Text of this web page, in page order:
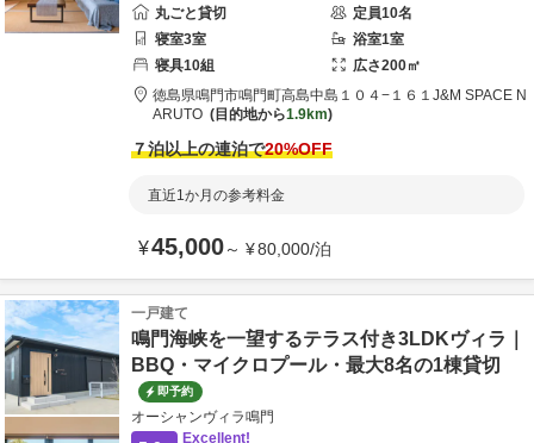
丸ごと貸切 定員10名
寝室3室 浴室1室
寝具10組 広さ200㎡
徳島県鳴門市鳴門町高島中島１０４−１６１ J&M SPACE N
ARUTO
目的地から1.9km
７泊以上の連泊で20%OFF
直近1か月の参考料金
¥45,000～ ¥80,000/泊
一戸建て
鳴門海峡を一望するテラス付き3LDKヴィラ｜
BBQ・マイクロプール・最大8名の1棟貸切
即予約
オーシャンヴィラ鳴門
Excellent!